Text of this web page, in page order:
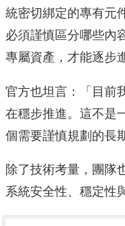
統密切綁定的專有元
必須謹慎區分哪些內
專屬資產，才能逐步
官方也坦言：「目前
在穩步推進。這不是
個需要謹慎規劃的長
除了技術考量，團隊
系統安全性、穩定性